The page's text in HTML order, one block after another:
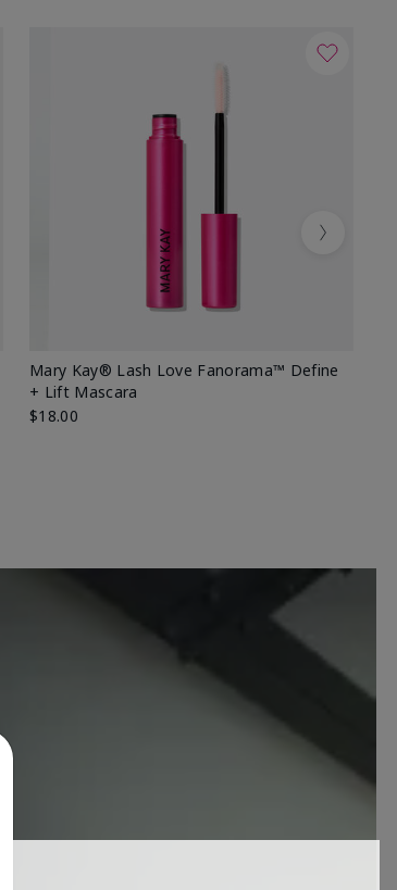
Mary Kay® Lash Love Fanorama™ Define
+ Lift Mascara
$18.00
Next